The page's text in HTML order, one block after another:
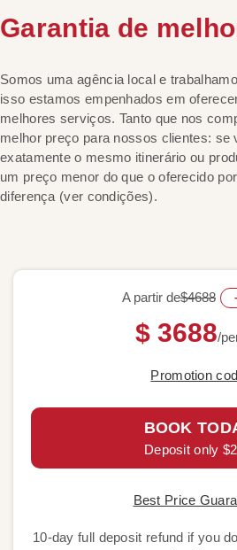
Garantia de
Somos uma agência local e
isso estamos empenhados em
melhores serviços. Tanto que nos
melhor preço para nossos clientes: se
exatamente o mesmo itinerário ou
um preço menor do que o oferecido
diferença (ver condições).
A partir de$4688
$ 3688/
Promotion
BOOK
Deposit only
Best Price
10-day full deposit refund if you